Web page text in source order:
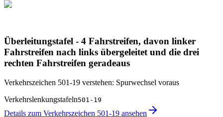
Überleitungstafel - 4 Fahrstreifen, davon linker
Fahrstreifen nach links übergeleitet und die drei
rechten Fahrstreifen geradeaus
Verkehrszeichen 501-19 verstehen: Spurwechsel voraus
Verkehrslenkungstafeln501-19
Details zum Verkehrszeichen 501-19 ansehen